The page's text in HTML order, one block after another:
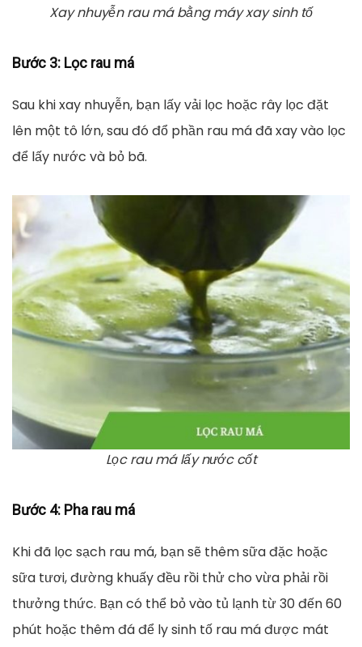
Xay nhuyễn rau má bằng máy xay sinh tố
Bước 3: Lọc rau má
Sau khi xay nhuyễn, bạn lấy vải lọc hoặc rây lọc đặt
lên một tô lớn, sau đó đổ phần rau má đã xay vào lọc
để lấy nước và bỏ bã.
Lọc rau má lấy nước cốt
Bước 4: Pha rau má
Khi đã lọc sạch rau má, bạn sẽ thêm sữa đặc hoặc
sữa tươi, đường khuấy đều rồi thử cho vừa phải rồi
thưởng thức. Bạn có thể bỏ vào tủ lạnh từ 30 đến 60
phút hoặc thêm đá để ly sinh tố rau má được mát